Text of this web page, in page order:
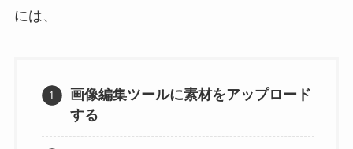
には、
画像編集ツールに素材をアップロード
する